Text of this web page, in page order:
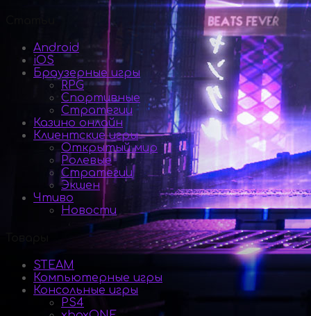
Android
iOS
Браузерные игры
RPG
Спортивные
Стратегии
Казино онлайн
Клиентские игры
Открытый мир
Ролевые
Стратегии
Экшен
Чтиво
Новости
STEAM
Компьютерные игры
Консольные игры
PS4